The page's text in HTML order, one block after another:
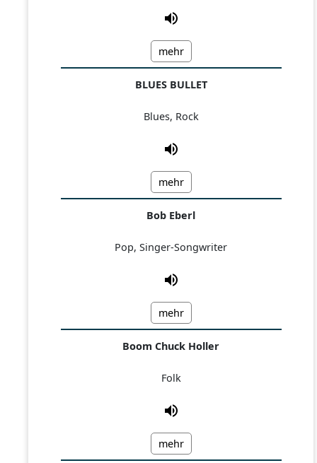
mehr
BLUES BULLET
Blues, Rock
mehr
Bob Eberl
Pop, Singer-Songwriter
mehr
Boom Chuck Holler
Folk
mehr